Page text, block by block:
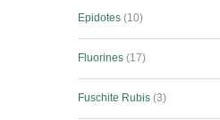
Epidotes 10
Fluorines 17
Fuschite Rubis 3